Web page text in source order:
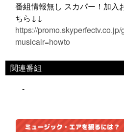
番組情報無し スカパー！加入
ちら↓↓
https://promo.skyperfectv.co.jp/
musicair=howto
関連番組
-